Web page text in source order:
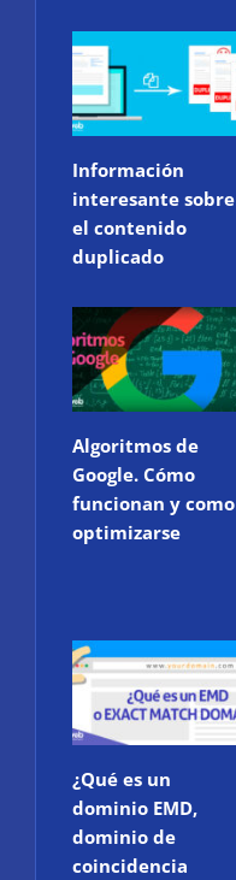
Información
interesante sobre
el contenido
duplicado
Algoritmos de
Google. Cómo
funcionan y como
optimizarse
¿Qué es un
dominio EMD,
dominio de
coincidencia